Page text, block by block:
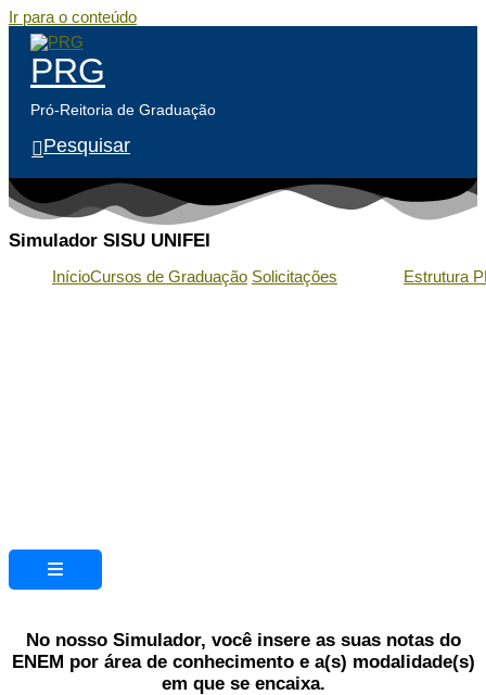
Ir para o conteúdo
PRG
Pró-Reitoria de Graduação
Pesquisar
Simulador SISU UNIFEI
InícioCursos de Graduação Solicitações Estrutura
Menu de alternância de hambúrguer
No nosso Simulador, você insere as suas notas do
ENEM por área de conhecimentoe a(s) modalidade(s)
em que se encaixa.